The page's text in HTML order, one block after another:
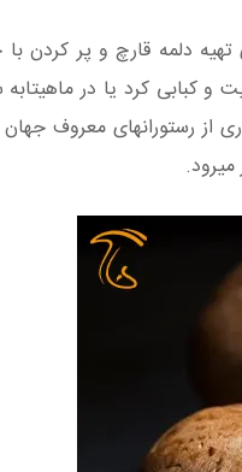
​​4-6 اینچ قطر دارند. از آنها برای تهیه دلمه
و کبابی کرد یا در
از رستورانهای معروف جهان